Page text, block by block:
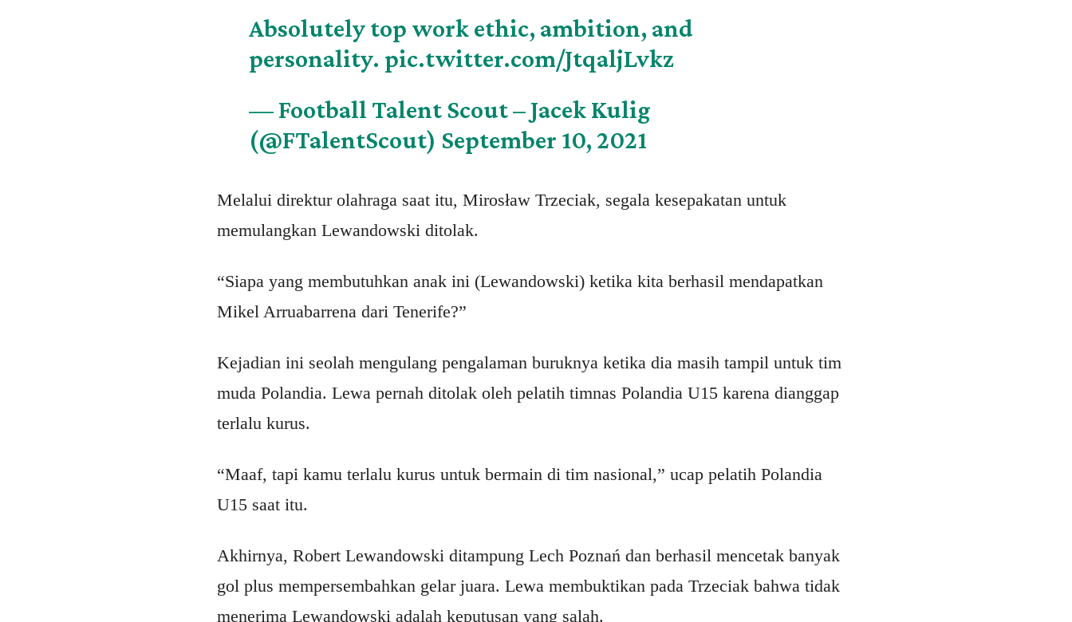
Absolutely top work ethic, ambition, and
personality. pic.twitter.com/JtqaljLvkz
— Football Talent Scout – Jacek Kulig
(@FTalentScout) September 10, 2021
Melalui direktur olahraga saat itu, Mirosław Trzeciak, segala kesepakatan untuk
memulangkan Lewandowski ditolak.
“Siapa yang membutuhkan anak ini (Lewandowski) ketika kita berhasil mendapatkan
Mikel Arruabarrena dari Tenerife?”
Kejadian ini seolah mengulang pengalaman buruknya ketika dia masih tampil untuk tim
muda Polandia. Lewa pernah ditolak oleh pelatih timnas Polandia U15 karena dianggap
terlalu kurus.
“Maaf, tapi kamu terlalu kurus untuk bermain di tim nasional,” ucap pelatih Polandia
U15 saat itu.
Akhirnya, Robert Lewandowski ditampung Lech Poznań dan berhasil mencetak banyak
gol plus mempersembahkan gelar juara. Lewa membuktikan pada Trzeciak bahwa tidak
menerima Lewandowski adalah keputusan yang salah.